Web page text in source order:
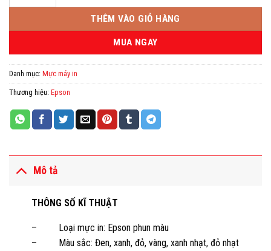
THÊM VÀO GIỎ HÀNG
MUA NGAY
Danh mục: Mực máy in
Thương hiệu: Epson
Mô tả
THÔNG SỐ KĨ THUẬT
– Loại mực in: Epson phun màu
– Màu sắc: Đen, xanh, đỏ, vàng, xanh nhạt, đỏ nhạt